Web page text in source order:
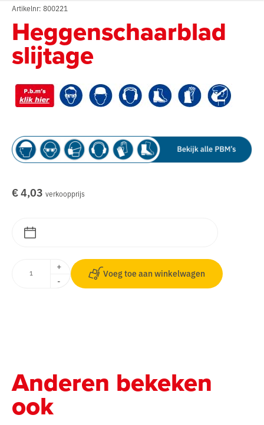
Artikelnr: 800221
Heggenschaarblad
slijtage
€ 4,03 verkoopprijs
+
-
Voeg toe aan winkelwagen
Anderen bekeken
ook